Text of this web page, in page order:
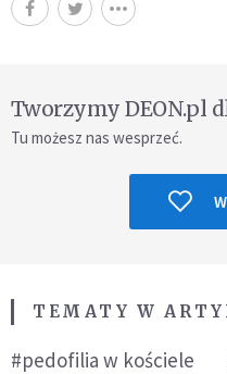
Tworzymy DEON.pl
Tu możesz nas wesprzeć.
TEMATY W
#pedofilia w kościele